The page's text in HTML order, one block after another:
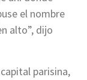
el nombre
alto”, dijo
parisina,